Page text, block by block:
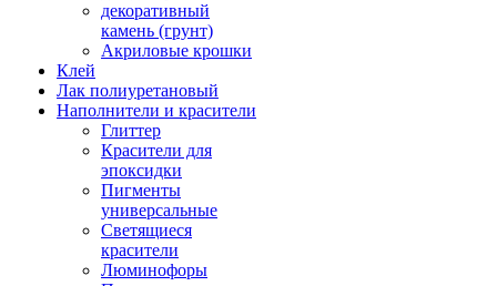
декоративный
камень (грунт)
Акриловые крошки
Клей
Лак полиуретановый
Наполнители и красители
Глиттер
Красители для
эпоксидки
Пигменты
универсальные
Светящиеся
красители
Люминофоры